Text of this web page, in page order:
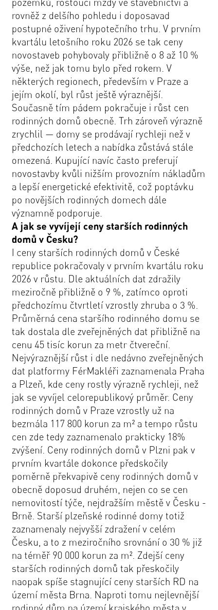
rovněž z delšího pohledu i doposavad
postupné oživení hypotečního trhu. V prvním
kvartálu letošního roku 2026 se tak ceny
novostaveb pohybovaly přibližně o 8 až 10 %
výše, než jak tomu bylo před rokem. V
některých regionech, především v Praze a
jejím okolí, byl růst ještě výraznější.
Současně tím pádem pokračuje i růst cen
rodinných domů obecně. Trh zároveň výrazně
zrychlil — domy se prodávají rychleji než v
předchozích letech a nabídka zůstává stále
omezená. Kupující navíc často preferují
novostavby kvůli nižším provozním nákladům
a lepší energetické efektivitě, což poptávku
po novějších rodinných domech dále
významně podporuje.
A jak se vyvíjejí ceny starších rodinných
domů v Česku?
I ceny starších rodinných domů v České
republice pokračovaly v prvním kvartálu roku
2026 v růstu. Dle aktuálních dat zdražily
meziročně přibližně o 9 %, zatímco oproti
předchozímu čtvrtletí vzrostly zhruba o 3 %.
Průměrná cena staršího rodinného domu se
tak dostala dle zveřejněných dat přibližně na
cenu 45 tisíc korun za metr čtvereční.
Nejvýraznější růst i dle nedávno zveřejněných
dat platformy FérMakléři zaznamenala Praha
a Plzeň, kde ceny rostly výrazně rychleji, než
jak se vyvíjel celorepublikový průměr. Ceny
rodinných domů v Praze vzrostly už na
bezmála 117 800 korun za m² a tempo růstu
cen zde tedy zaznamenalo prakticky 18%
zvýšení. Ceny rodinných domů v Plzni pak v
prvním kvartále dokonce předskočily
poměrně překvapivě ceny rodinných domů v
obecně doposud druhém, nejen co se cen
nemovitostí týče, nejdražším městě v Česku -
Brně. Starší plzeňské rodinné domy totiž
zaznamenaly nejvyšší zdražení v celém
Česku, a to z meziročního srovnání o 30 % již
na téměř 90 000 korun za m². Zdejší ceny
starších rodinných domů tak přeskočily
naopak spíše stagnující ceny starších RD na
území města Brna. Naproti tomu nejlevnější